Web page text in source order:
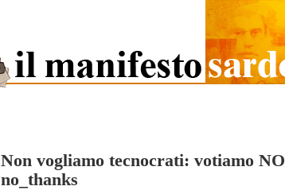
Non vogliamo tecnocrati: votiamo NO
no_thanks